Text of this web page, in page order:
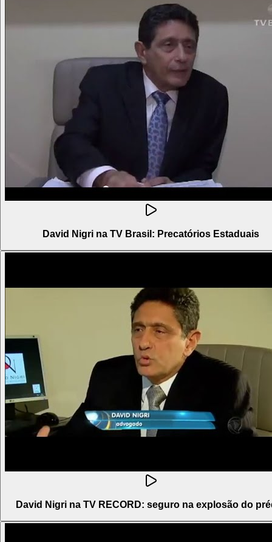
David Nigri na TV Brasil: Precatórios Estaduais
David Nigri na TV RECORD: seguro na explosão do